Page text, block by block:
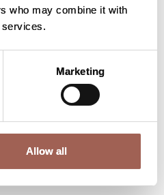
who may combine it with
services.
Marketing
Allow all
도 된다고 느낄 수 있
당하며, 이는 향후